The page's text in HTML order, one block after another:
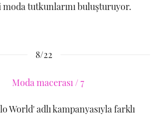
tutkunlarını buluşturuyor.
8/22
World' adlı kampanyasıyla farklı